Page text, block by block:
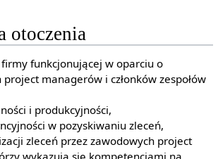
otoczenia
funkcjonującej w oparciu o
managerów i członków zespołów
i produkcyjności,
w pozyskiwaniu zleceń,
zleceń przez zawodowych project
wykazują się kompetencjami na